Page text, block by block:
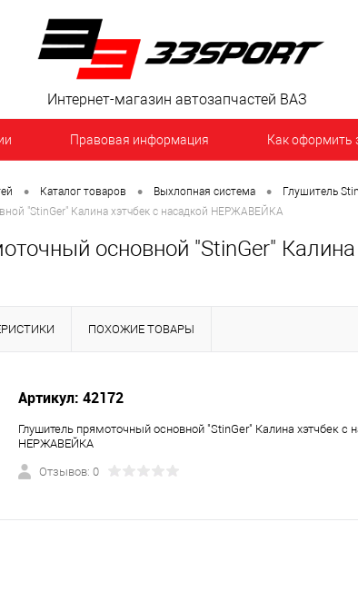
Интернет-магазин автозапчастей ВАЗ
Правовая информация Как оформить
• Каталог товаров • Выхлопная система • Глушитель
"StinGer" Калина хэтчбек с насадкой НЕРЖАВЕЙКА
основной "StinGer"
ПОХОЖИЕ ТОВАРЫ
Артикул: 42172
Глушитель прямоточный основной "StinGer" Калина хэтчбек с
НЕРЖАВЕЙКА
Отзывов: 0